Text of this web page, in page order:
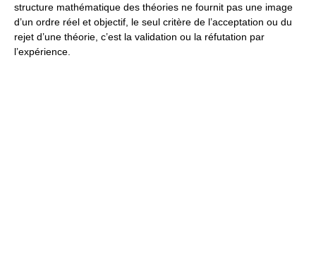
structure mathématique des théories ne fournit pas une image
d’un ordre réel et objectif, le seul critère de l’acceptation ou du
rejet d’une théorie, c’est la validation ou la réfutation par
l’expérience.